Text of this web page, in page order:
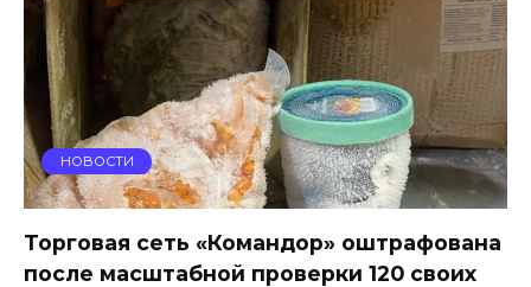
НОВОСТИ
Торговая сеть «Командор» оштрафована
после масштабной проверки 120 своих